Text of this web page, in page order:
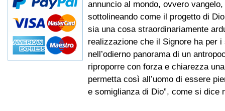
annuncio al mondo, ovvero
sottolineando come il progetto di
sia una cosa straordinariamente
realizzazione che il Signore ha per
nell’odierno panorama di un
riproporre con forza e chiarezza
permetta così all’uomo di essere
e somiglianza di Dio”, come si dice